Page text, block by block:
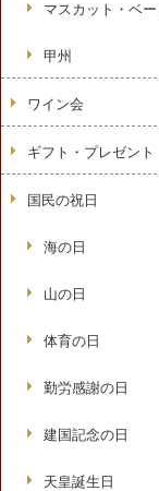
マスカット・ベ
甲州
ワイン会
ギフト・プレゼント
国民の祝日
海の日
山の日
体育の日
勤労感謝の日
建国記念の日
天皇誕生日